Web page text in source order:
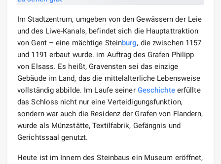
Im Stadtzentrum, umgeben von den Gewässern der Leie
und des Liwe-Kanals, befindet sich die Hauptattraktion
von Gent – eine mächtige Steinburg, die zwischen 1157
und 1191 erbaut wurde. im Auftrag des Grafen Philipp
von Elsass. Es heißt, Gravensten sei das einzige
Gebäude im Land, das die mittelalterliche Lebensweise
vollständig abbilde. Im Laufe seiner Geschichteerfüllte
das Schloss nicht nur eine Verteidigungsfunktion,
sondern war auch die Residenz der Grafen von Flandern,
wurde als Münzstätte, Textilfabrik, Gefängnis und
Gerichtssaal genutzt.
Heute ist im Innern des Steinbaus ein Museum eröffnet,